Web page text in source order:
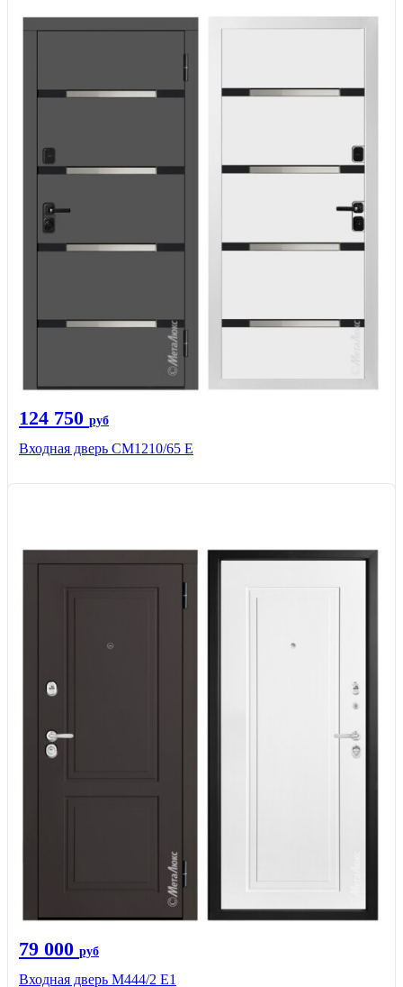
124 750 руб
Входная дверь CМ1210/65 Е
79 000 руб
Входная дверь М444/2 E1